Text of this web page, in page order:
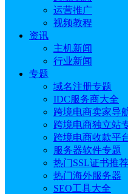
运营推广
视频教程
资讯
主机新闻
行业新闻
专题
域名注册专题
IDC服务商大全
跨境电商卖家导
跨境电商独立站
跨境电商收款平
服务器软件专题
热门SSL证书推荐
热门海外服务器
SEO工具大全
活动时间：即日起至
1、香港轻量应用云主机
提供高带宽流量包，